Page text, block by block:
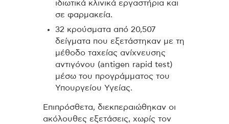
ιδιωτικά κλινικά εργαστήρια και
σε φαρμακεία.
32 κρούσματα από 20,507
δείγματα που εξετάστηκαν με τη
μέθοδο ταχείας ανίχνευσης
αντιγόνου (antigen rapid test)
μέσω του προγράμματος του
Υπουργείου Υγείας.
Επιπρόσθετα, διεκπεραιώθηκαν οι
ακόλουθες εξετάσεις, χωρίς τον